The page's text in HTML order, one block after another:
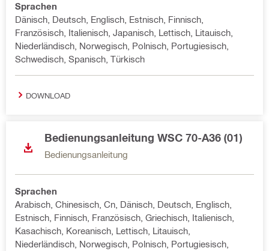
Sprachen
Dänisch, Deutsch, Englisch, Estnisch, Finnisch,
Französisch, Italienisch, Japanisch, Lettisch, Litauisch,
Niederländisch, Norwegisch, Polnisch, Portugiesisch,
Schwedisch, Spanisch, Türkisch
DOWNLOAD
Bedienungsanleitung WSC 70-A36 (01)
Bedienungsanleitung
Sprachen
Arabisch, Chinesisch, Cn, Dänisch, Deutsch, Englisch,
Estnisch, Finnisch, Französisch, Griechisch, Italienisch,
Kasachisch, Koreanisch, Lettisch, Litauisch,
Niederländisch, Norwegisch, Polnisch, Portugiesisch,